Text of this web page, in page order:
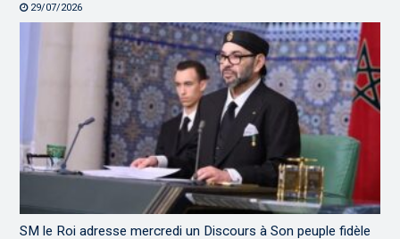
29/07/2026
SM le Roi adresse mercredi un Discours à Son peuple fidèle